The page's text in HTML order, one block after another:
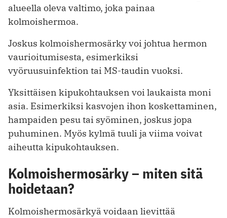
alueella oleva valtimo, joka painaa
kolmoishermoa.
Joskus kolmoishermosärky voi johtua hermon
vaurioitumisesta, esimerkiksi
vyöruusuinfektion tai MS-taudin vuoksi.
Yksittäisen kipukohtauksen voi laukaista moni
asia. Esimerkiksi kasvojen ihon koskettaminen,
hampaiden pesu tai syöminen, joskus jopa
puhuminen. Myös kylmä tuuli ja viima voivat
aiheutta kipukohtauksen.
Kolmoishermosärky – miten sitä
hoidetaan?
Kolmoishermosärkyä voidaan lievittää